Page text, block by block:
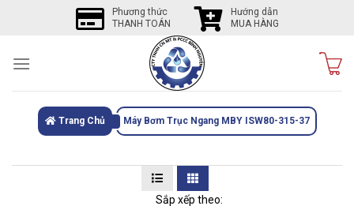
Phương thức
THANH TOÁN
Hướng dẫn
MUA HÀNG
Trang Chủ Máy Bơm Trục Ngang MBY ISW80-315-37
Sắp xếp theo: